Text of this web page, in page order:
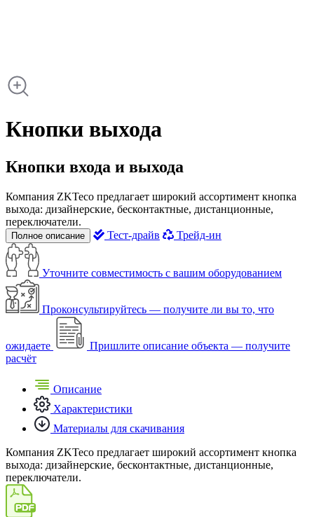
Кнопки выхода
Кнопки входа и выхода
Компания ZKTeco предлагает широкий ассортимент кнопка
выхода: дизайнерские, бесконтактные, дистанционные,
переключатели.
Полное описание Тест-драйв Трейд-ин
Уточните совместимость с вашим оборудованием
Проконсультируйтесь — получите ли вы то, что
ожидаете
Пришлите описание объекта — получите
расчёт
Описание
Характеристики
Материалы для скачивания
Компания ZKTeco предлагает широкий ассортимент кнопка
выхода: дизайнерские, бесконтактные, дистанционные,
переключатели.